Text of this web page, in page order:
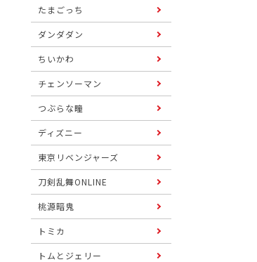
たまごっち
ダンダダン
ちいかわ
チェンソーマン
つぶらな瞳
ディズニー
東京リベンジャーズ
刀剣乱舞ONLINE
桃源暗鬼
トミカ
トムとジェリー